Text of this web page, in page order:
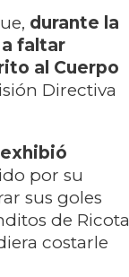
durante la
faltar
al Cuerpo
Directiva
por su
sus goles
de Ricota
costarle